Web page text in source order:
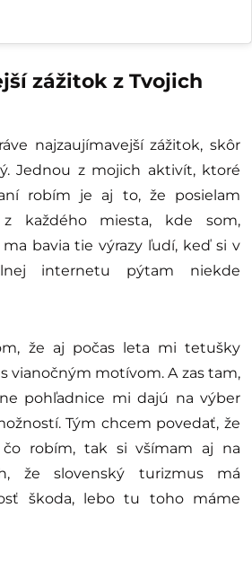
zážitok z Tvojich
najzaujímavejší zážitok, skôr
Jednou z mojich aktivít, ktoré
robím je aj to, že posielam
každého miesta, kde som,
bavia tie výrazy ľudí, keď si v
internetu pýtam niekde
že aj počas leta mi tetušky
vianočným motívom. A zas tam,
pohľadnice mi dajú na výber
Tým chcem povedať, že
robím, tak si všímam aj na
že slovenský turizmus má
škoda, lebo tu toho máme